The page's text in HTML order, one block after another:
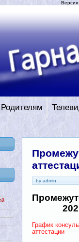
Версия
Родителям
by admin
График
аттестации